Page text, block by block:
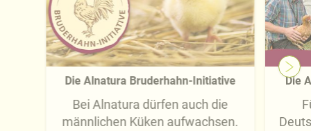
Die Alnatura Bruderhahn-Initiative
Bei Alnatura dürfen auch die
männlichen Küken aufwachsen.
Die